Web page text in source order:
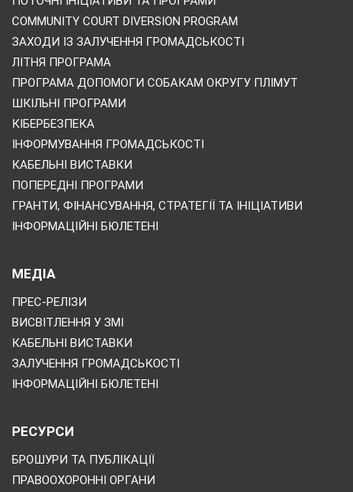
COMMUNITY COURT DIVERSION PROGRAM
ЗАХОДИ ІЗ ЗАЛУЧЕННЯ ГРОМАДСЬКОСТІ
ЛІТНЯ ПРОГРАМА
ПРОГРАМА ДОПОМОГИ СОБАКАМ ОКРУГУ ПЛІМУТ
ШКІЛЬНІ ПРОГРАМИ
КІБЕРБЕЗПЕКА
ІНФОРМУВАННЯ ГРОМАДСЬКОСТІ
КАБЕЛЬНІ ВИСТАВКИ
ПОПЕРЕДНІ ПРОГРАМИ
ГРАНТИ, ФІНАНСУВАННЯ, СТРАТЕГІЇ ТА ІНІЦІАТИВИ
ІНФОРМАЦІЙНІ БЮЛЕТЕНІ
МЕДІА
ПРЕС-РЕЛІЗИ
ВИСВІТЛЕННЯ У ЗМІ
КАБЕЛЬНІ ВИСТАВКИ
ЗАЛУЧЕННЯ ГРОМАДСЬКОСТІ
ІНФОРМАЦІЙНІ БЮЛЕТЕНІ
РЕСУРСИ
БРОШУРИ ТА ПУБЛІКАЦІЇ
ПРАВООХОРОННІ ОРГАНИ